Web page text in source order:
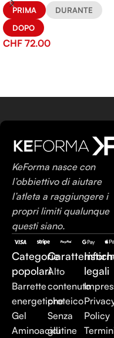
PRIMA
DURANTE
DOPO
CHF 72.00
KeForma nasce con
l’obbiettivo di aiutare
l’atleta a raggiungere i
propri limiti qualunque
questi siano.
Categorie
popolari
Barrette
energetiche
Gel
Aminoacidi
Alto
contenuto
proteico
Senza
glutine
legali
Policy